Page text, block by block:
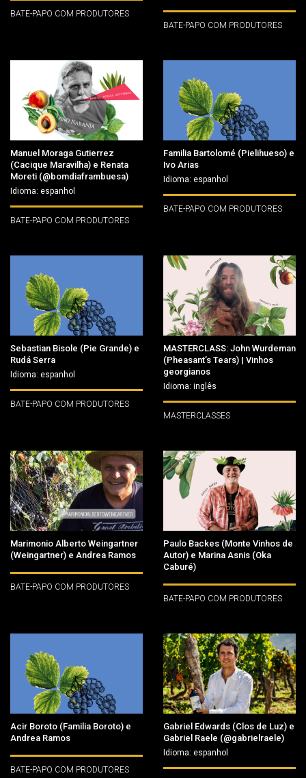
BATE-PAPO COM PRODUTORES
BATE-PAPO COM PRODUTORES
Manuel Moraga Gutierrez
(Cacique Maravilha) e Renata
Moreti (@bomdiaframbuesa)
Idioma: espanhol
BATE-PAPO COM PRODUTORES
Familia Bartolomé (Pielihueso) e
Ivo Arias
Idioma: espanhol
BATE-PAPO COM PRODUTORES
Sebastian Bisole (Pie Grande) e
Rudá Serra
Idioma: espanhol
BATE-PAPO COM PRODUTORES
MASTERCLASS: John Wurdeman
(Pheasant’s Tears) | Vinhos
georgianos
Idioma: inglês
MASTERCLASSES
Marimonio Alberto Weingartner
(Weingartner) e Andrea Ramos
BATE-PAPO COM PRODUTORES
Paulo Backes (Monte Vinhos de
Autor) e Marina Asnis (Oka
Caburé)
BATE-PAPO COM PRODUTORES
Acir Boroto (Familia Boroto) e
Andrea Ramos
BATE-PAPO COM PRODUTORES
Gabriel Edwards (Clos de Luz) e
Gabriel Raele (@gabrielraele)
Idioma: espanhol